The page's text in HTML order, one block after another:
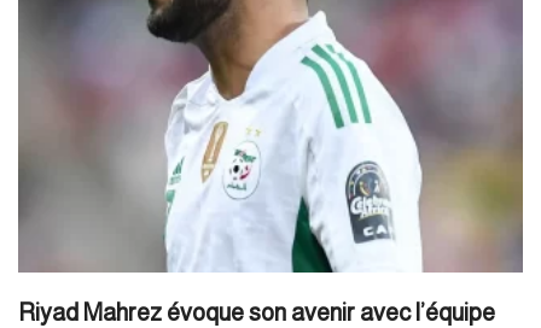
Riyad Mahrez évoque son avenir avec l’équipe